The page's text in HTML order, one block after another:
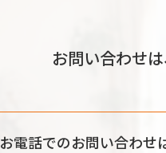
お問い合わせ
お電話でのお問い合わせ